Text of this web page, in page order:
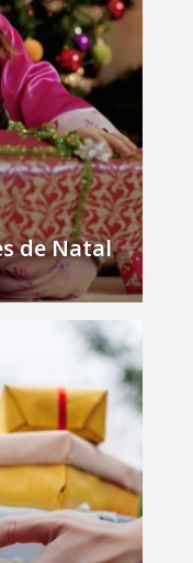
de Natal